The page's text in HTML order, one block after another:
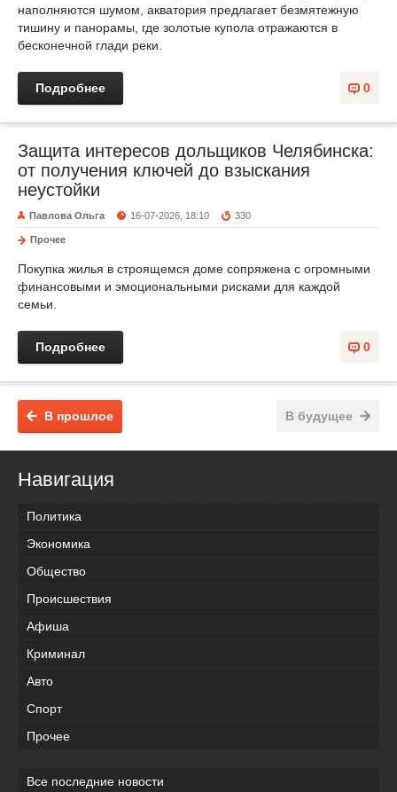
наполняются шумом, акватория предлагает безмятежную
тишину и панорамы, где золотые купола отражаются в
бесконечной глади реки.
0
Подробнее
Защита интересов дольщиков Челябинска:
от получения ключей до взыскания
неустойки
Павлова Ольга 16-07-2026, 18:10 330
Прочее
Покупка жилья в строящемся доме сопряжена с огромными
финансовыми и эмоциональными рисками для каждой
семьи.
0
Подробнее
В будущее
В прошлое
Навигация
Политика
Экономика
Общество
Происшествия
Афиша
Криминал
Авто
Спорт
Прочее
Все последние новости